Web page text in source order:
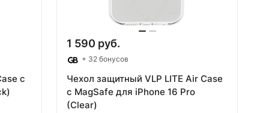
с
1 590 руб.
+ 32 бонусов
Чехол защитный VLP LITE Air Case
c MagSafe для iPhone 16 Pro
(Clear)